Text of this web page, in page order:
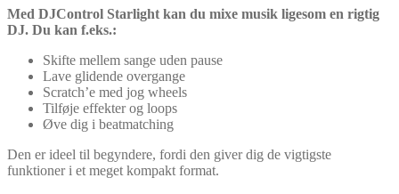
Med DJControl Starlight kan du mixe musik ligesom en rigtig
DJ. Du kan f.eks.:
Skifte mellem sange uden pause
Lave glidende overgange
Scratch’e med jog wheels
Tilføje effekter og loops
Øve dig i beatmatching
Den er ideel til begyndere, fordi den giver dig de vigtigste
funktioner i et meget kompakt format.